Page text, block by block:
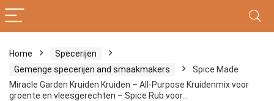
Home
Specerijen
Gemenge specerijen and smaakmakers
Spice Made
Miracle Garden Kruiden Kruiden – All-Purpose Kruidenmix voor
groente en vleesgerechten – Spice Rub voor…